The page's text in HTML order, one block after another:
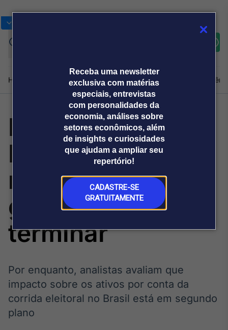
Receba uma newsletter
exclusiva com matérias
especiais, entrevistas
com personalidades da
economia, análises sobre
setores econômicos, além
de insights e curiosidades
que ajudam a ampliar seu
repertório!
CADASTRE-SE
GRATUITAMENTE
Home Produtos e soluçõesNotíciasBlogWeekend
Plataformas
Broadcast
Broadcast+
O mercado
financeiro em
tempo real
Broadcast
Broadcast
Sobre nós Releases Broadcast
Prêmio Broadcast
Analistas
Prêmio Broadcast
Empresas
Agências de
comunicação
Releases
Mercado vê
Ibovespa a 200
mil pontos se
guerra no Irã
terminar
Por enquanto, analistas avaliam que
impacto sobre os ativos por conta da
corrida eleitoral no Brasil está em segundo
plano